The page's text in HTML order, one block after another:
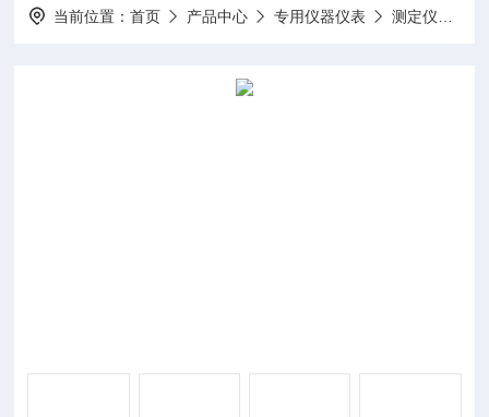
当前位置：首页 产品中心 专用仪器仪表 测定仪